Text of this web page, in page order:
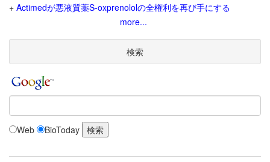
+ Actimedが悪液質薬S-oxprenololの全権利を再び手にする
more...
検索
Web BioToday